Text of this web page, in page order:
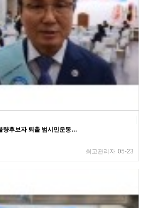
량후보자 퇴출 범시민운동…
최고관리자 05-23